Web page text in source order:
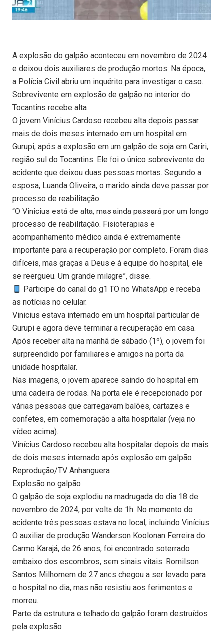
A explosão do galpão aconteceu em novembro de 2024
e deixou dois auxiliares de produção mortos. Na época,
a Polícia Civil abriu um inquérito para investigar o caso.
Sobrevivente em explosão de galpão no interior do
Tocantins recebe alta
O jovem Vinícius Cardoso recebeu alta depois passar
mais de dois meses internado em um hospital em
Gurupi, após a explosão em um galpão de soja em Cariri,
região sul do Tocantins. Ele foi o único sobrevivente do
acidente que deixou duas pessoas mortas. Segundo a
esposa, Luanda Oliveira, o marido ainda deve passar por
processo de reabilitação.
“O Vinicius está de alta, mas ainda passará por um longo
processo de reabilitação. Fisioterapias e
acompanhamento médico ainda é extremamente
importante para a recuperação por completo. Foram dias
difíceis, mas graças a Deus e à equipe do hospital, ele
se reergueu. Um grande milagre”, disse.
Participe do canal do g1 TO no WhatsApp e receba
as notícias no celular.
Vinicius estava internado em um hospital particular de
Gurupi e agora deve terminar a recuperação em casa.
Após receber alta na manhã de sábado (1º), o jovem foi
surpreendido por familiares e amigos na porta da
unidade hospitalar.
Nas imagens, o jovem aparece saindo do hospital em
uma cadeira de rodas. Na porta ele é recepcionado por
várias pessoas que carregavam balões, cartazes e
confetes, em comemoração a alta hospitalar (veja no
vídeo acima).
Vinícius Cardoso recebeu alta hospitalar depois de mais
de dois meses internado após explosão em galpão
Reprodução/TV Anhanguera
Explosão no galpão
O galpão de soja explodiu na madrugada do dia 18 de
novembro de 2024, por volta de 1h. No momento do
acidente três pessoas estava no local, incluindo Vinícius.
O auxiliar de produção Wanderson Koolonan Ferreira do
Carmo Karajá, de 26 anos, foi encontrado soterrado
embaixo dos escombros, sem sinais vitais. Romilson
Santos Milhomem de 27 anos chegou a ser levado para
o hospital no dia, mas não resistiu aos ferimentos e
morreu.
Parte da estrutura e telhado do galpão foram destruídos
pela explosão